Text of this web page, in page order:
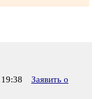
Заявить о